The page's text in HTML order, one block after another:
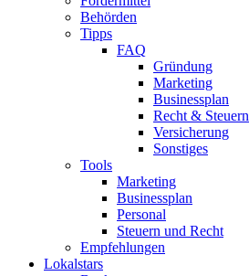
Behörden
Tipps
FAQ
Gründung
Marketing
Businessplan
Recht & Steuern
Versicherung
Sonstiges
Tools
Marketing
Businessplan​
Personal
Steuern und Recht
Empfehlungen
Lokalstars